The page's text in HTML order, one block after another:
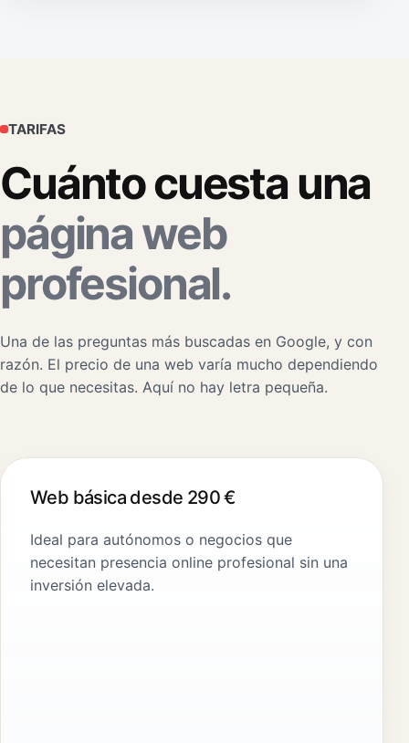
TARIFAS
Cuánto cuesta una
página web
profesional.
Una de las preguntas más buscadas en Google, y con
razón. El precio de una web varía mucho dependiendo
de lo que necesitas. Aquí no hay letra pequeña.
Web básica desde 290 €
Ideal para autónomos o negocios que
necesitan presencia online profesional sin una
inversión elevada.